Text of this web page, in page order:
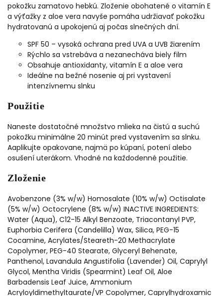
pokožku zamatovo hebkú. Zloženie obohatené o vitamín E
a výťažky z aloe vera navyše pomáha udržiavať pokožku
hydratovanú a upokojenú aj počas slnečných dní.
SPF 50 – vysoká ochrana pred UVA a UVB žiarením
Rýchlo sa vstrebáva a nezanecháva biely film
Obsahuje antioxidanty, vitamín E a aloe vera
Ideálne na bežné nosenie aj pri vystavení
intenzívnemu slnku
Použitie
Naneste dostatočné množstvo mlieka na čistú a suchú
pokožku minimálne 20 minút pred vystavením sa slnku.
Aaplikujte opakovane, najmä po kúpaní, potení alebo
osušení uterákom. Vhodné na každodenné použitie.
Zloženie
Avobenzone (3% w/w) Homosalate (10% w/w) Octisalate
(5% w/w) Octocrylene (8% w/w) INACTIVE INGREDIENTS:
Water (Aqua), C12-15 Alkyl Benzoate, Triacontanyl PVP,
Euphorbia Cerifera (Candelilla) Wax, Silica, PEG-15
Cocamine, Acrylates/Steareth-20 Methacrylate
Copolymer, PEG-40 Stearate, Glyceryl Behenate,
Panthenol, Lavandula Angustifolia (Lavender) Oil, Caprylyl
Glycol, Mentha Viridis (Spearmint) Leaf Oil, Aloe
Barbadensis Leaf Juice, Ammonium
Acryloyldimethyltaurate/VP Copolymer, Caprylhydroxamic